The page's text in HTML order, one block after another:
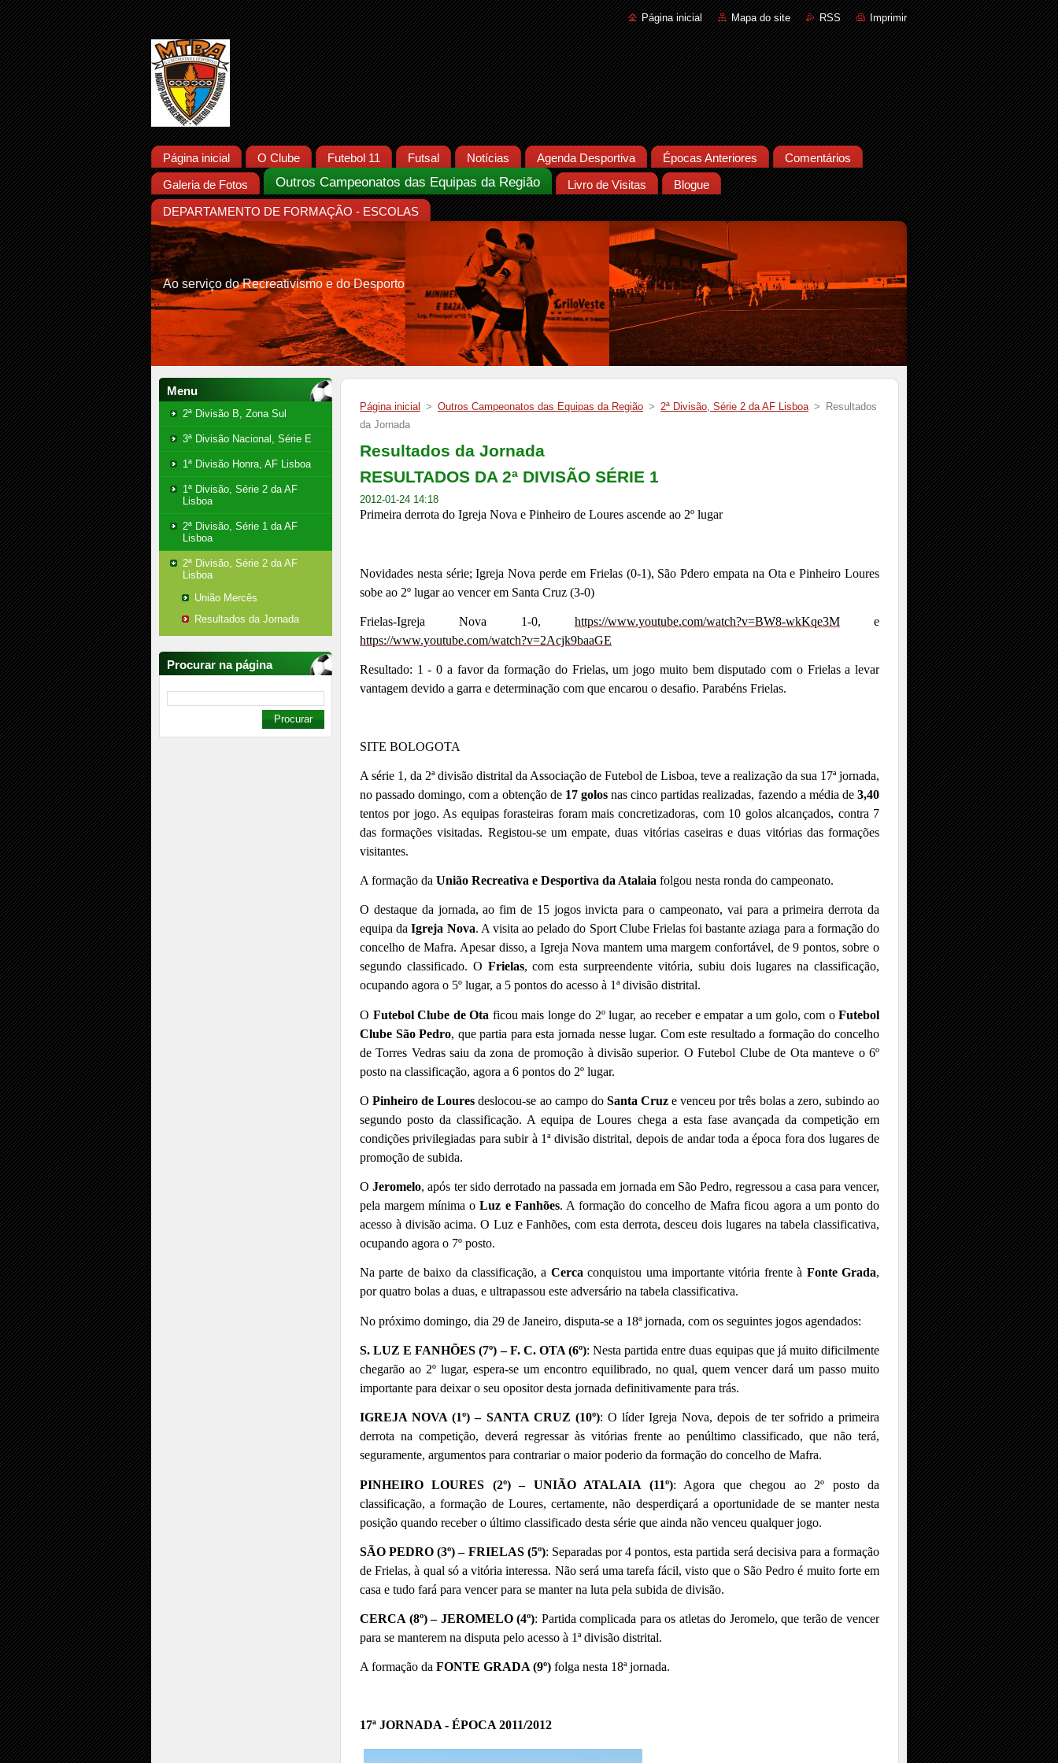
Página inicial Mapa do site RSS Imprimir
Página inicial O Clube Futebol 11 Futsal Notícias Agenda Desportiva Épocas Anteriores Comentários
Galeria de Fotos Outros Campeonatos das Equipas da Região Livro de Visitas Blogue
DEPARTAMENTO DE FORMAÇÃO - ESCOLAS
Ao serviço do Recreativismo e do Desporto
Menu
2ª Divisão B, Zona Sul
3ª Divisão Nacional, Série E
1ª Divisão Honra, AF Lisboa
1ª Divisão, Série 2 da AF
Lisboa
2ª Divisão, Série 1 da AF
Lisboa
2ª Divisão, Série 2 da AF
Lisboa
União Mercês
Resultados da Jornada
Procurar na página
Página inicial > Outros Campeonatos das Equipas da Região > 2ª Divisão, Série 2 da AF Lisboa >
Resultados
da Jornada
Resultados da Jornada
RESULTADOS DA 2ª DIVISÃO SÉRIE 1
2012-01-24 14:18
Primeira derrota do Igreja Nova e Pinheiro de Loures ascende ao 2º lugar
Novidades nesta série; Igreja Nova perde em Frielas (0-1), São Pdero empata na Ota e Pinheiro Loures
sobe ao 2º lugar ao vencer em Santa Cruz (3-0)
Frielas-Igreja Nova 1-0, https://www.youtube.com/watch?v=BW8-wkKqe3Me
https://www.youtube.com/watch?v=2Acjk9baaGE
Resultado: 1 - 0 a favor da formação do Frielas, um jogo muito bem disputado com o Frielas a levar
vantagem devido a garra e determinação com que encarou o desafio. Parabéns Frielas.
SITE BOLOGOTA
A série 1, da 2ª divisão distrital da Associação de Futebol de Lisboa, teve a realização da sua 17ª jornada,
no passado domingo, com a obtenção de 17 golosnas cinco partidas realizadas, fazendo a média de3,40
tentos por jogo. As equipas forasteiras foram mais concretizadoras, com 10 golos alcançados, contra 7
das formações visitadas. Registou-se um empate, duas vitórias caseiras e duas vitórias das formações
visitantes.
A formação da União Recreativa e Desportiva da Atalaia folgou nesta ronda do campeonato.
O destaque da jornada, ao fim de 15 jogos invicta para o campeonato, vai para a primeira derrota da
equipa daIgreja Nova. A visita ao pelado do Sport Clube Frielas foi bastante aziaga para a formação do
concelho de Mafra. Apesar disso, a Igreja Nova mantem uma margem confortável, de 9 pontos, sobre o
segundo classificado. O Frielas, com esta surpreendente vitória, subiu dois lugares na classificação,
ocupando agora o 5º lugar, a 5 pontos do acesso à 1ª divisão distrital.
O Futebol Clube de Ota ficou mais longe do 2º lugar, ao receber e empatar a um golo, com o Futebol
Clube São Pedro, que partia para esta jornada nesse lugar. Com este resultado a formação do concelho
de Torres Vedras saiu da zona de promoção à divisão superior. O Futebol Clube de Ota manteve o 6º
posto na classificação, agora a 6 pontos do 2º lugar.
OPinheiro de Loures deslocou-se ao campo do Santa Cruz e venceu por três bolas a zero, subindo ao
segundo posto da classificação. A equipa de Loures chega a esta fase avançada da competição em
condições privilegiadas para subir à 1ª divisão distrital, depois de andar toda a época fora dos lugares de
promoção de subida.
OJeromelo, após ter sido derrotado na passada em jornada em São Pedro, regressou a casa para vencer,
pela margem mínima oLuz e Fanhões. A formação do concelho de Mafra ficou agora a um ponto do
acesso à divisão acima. O Luz e Fanhões, com esta derrota, desceu dois lugares na tabela classificativa,
ocupando agora o 7º posto.
Na parte de baixo da classificação, a Cercaconquistou uma importante vitória frente à Fonte Grada,
por quatro bolas a duas, e ultrapassou este adversário na tabela classificativa.
No próximo domingo, dia 29 de Janeiro, disputa-se a 18ª jornada, com os seguintes jogos agendados:
S. LUZ E FANHÕES (7º) – F. C. OTA (6º): Nesta partida entre duas equipas que já muito dificilmente
chegarão ao 2º lugar, espera-se um encontro equilibrado, no qual, quem vencer dará um passo muito
importante para deixar o seu opositor desta jornada definitivamente para trás.
IGREJA NOVA (1º) – SANTA CRUZ (10º): O líder Igreja Nova, depois de ter sofrido a primeira
derrota na competição, deverá regressar às vitórias frente ao penúltimo classificado, que não terá,
seguramente, argumentos para contrariar o maior poderio da formação do concelho de Mafra.
PINHEIRO LOURES (2º) – UNIÃO ATALAIA (11º): Agora que chegou ao 2º posto da
classificação, a formação de Loures, certamente, não desperdiçará a oportunidade de se manter nesta
posição quando receber o último classificado desta série que ainda não venceu qualquer jogo.
SÃO PEDRO (3º) – FRIELAS (5º): Separadas por 4 pontos, esta partida será decisiva para a formação
de Frielas, à qual só a vitória interessa. Não será uma tarefa fácil, visto que o São Pedro é muito forte em
casa e tudo fará para vencer para se manter na luta pela subida de divisão.
CERCA (8º) – JEROMELO (4º): Partida complicada para os atletas do Jeromelo, que terão de vencer
para se manterem na disputa pelo acesso à 1ª divisão distrital.
A formação da FONTE GRADA (9º) folga nesta 18ª jornada.
17ª JORNADA - ÉPOCA 2011/2012